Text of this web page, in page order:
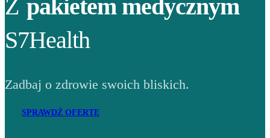
Z pakietem medycznym
S7Health
Zadbaj o zdrowie swoich bliskich.
SPRAWDŹ OFERTĘ